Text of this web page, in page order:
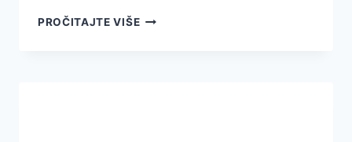
PROČITAJTE VIŠE